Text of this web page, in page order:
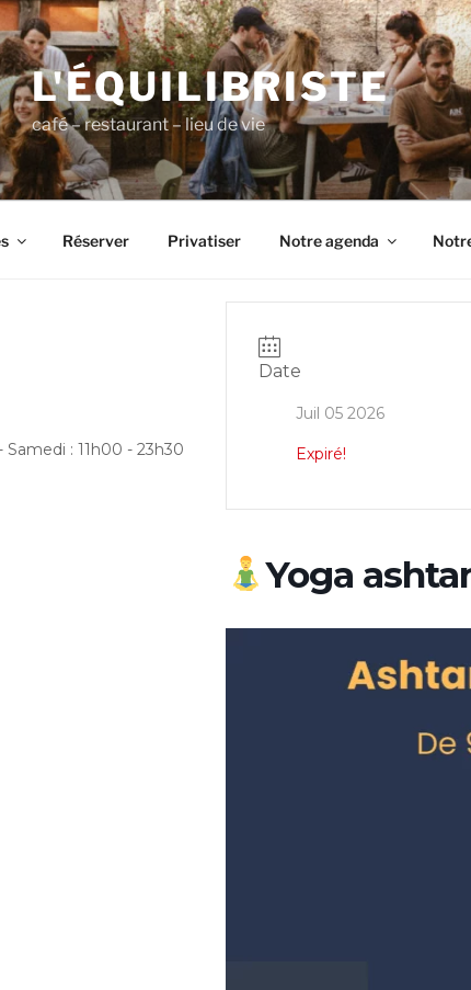
L'ÉQUILIBRISTE
café – restaurant – lieu de vie
Réserver Privatiser Notre agenda
: 11h00 - 23h30
Date
Juil 05 2026
Expiré!
Yoga